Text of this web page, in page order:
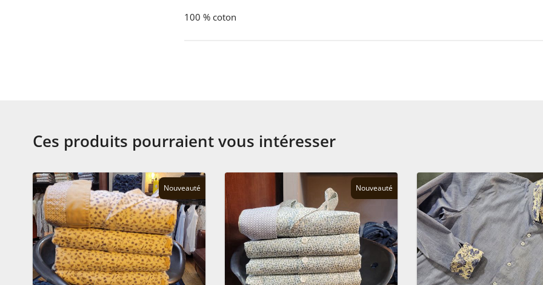
100 % coton
Ces produits pourraient vous intéresser
Nouveauté Nouveauté